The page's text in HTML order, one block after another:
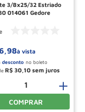
3/8x25/32 Estriado
014061 Gedore
,98à vista
R$ 30 10
＋
COMPRAR